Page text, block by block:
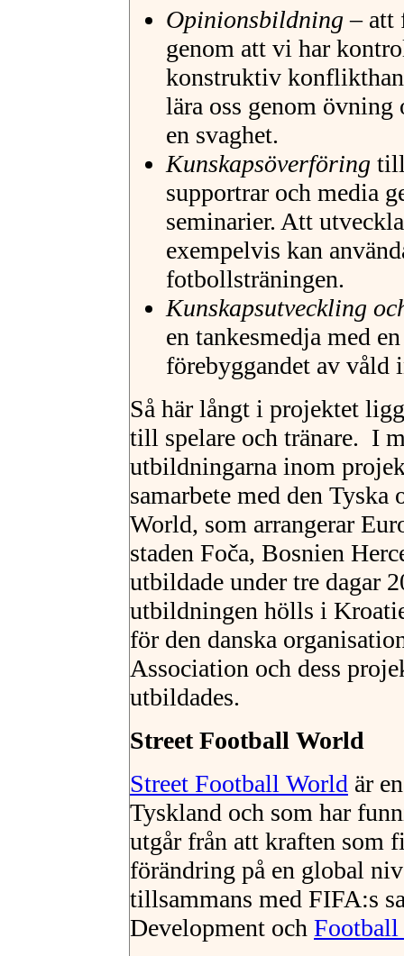
Opinionsbildning – att
genom att vi har
konstruktiv
lära oss genom
en svaghet.
Kunskapsöverföring till
supportrar och media
seminarier. Att
exempelvis kan
fotbollsträningen.
Kunskapsutveckling
en tankesmedja med
förebyggandet av våld
Så här långt i projektet
till spelare och tränare. I
utbildningarna inom
samarbete med den
World, som arrangerar
staden Foča, Bosnien
utbildade under tre dagar
utbildningen hölls i
för den danska
Association och dess
utbildades.
Street Football World
Street Football World är
Tyskland och som har
utgår från att kraften som
förändring på en global
tillsammans med FIFA:s
Development och